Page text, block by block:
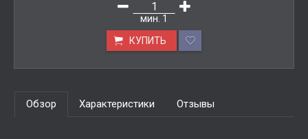
мин. 1
КУПИТЬ
Обзор Характеристики Отзывы